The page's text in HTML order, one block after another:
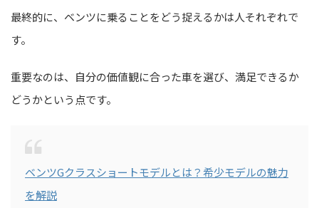
最終的に、ベンツに乗ることをどう捉えるかは人それぞれで
す。
重要なのは、自分の価値観に合った車を選び、満足できるか
どうかという点です。
ベンツGクラスショートモデルとは？希少モデルの魅力
を解説